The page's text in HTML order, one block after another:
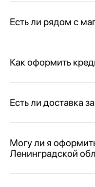
Есть ли рядом с
Как оформить
Есть ли доставка
Могу ли я
Ленинградской